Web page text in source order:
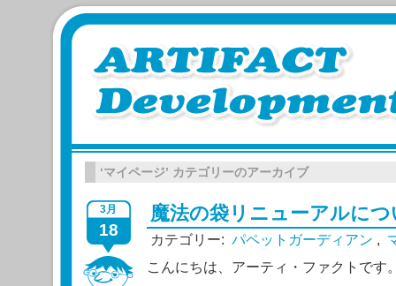
‘マイページ’ カテゴリーのアーカイブ
3月
18
魔法の袋リニューアルにつ
カテゴリー: パペットガーディアン ,
こんにちは、アーティ・ファクトです